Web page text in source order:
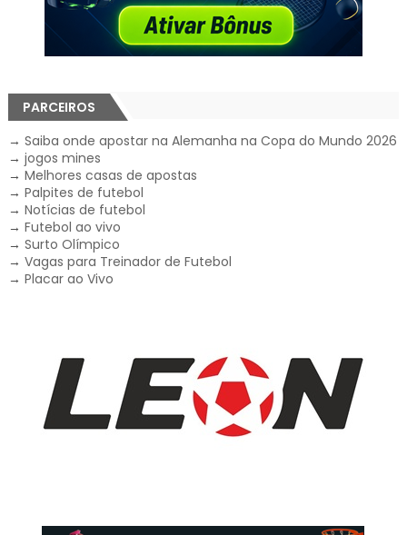
PARCEIROS
→ Saiba onde apostar na Alemanha na Copa do Mundo 2026
→ jogos mines
→ Melhores casas de apostas
→ Palpites de futebol
→ Notícias de futebol
→ Futebol ao vivo
→ Surto Olímpico
→ Vagas para Treinador de Futebol
→ Placar ao Vivo